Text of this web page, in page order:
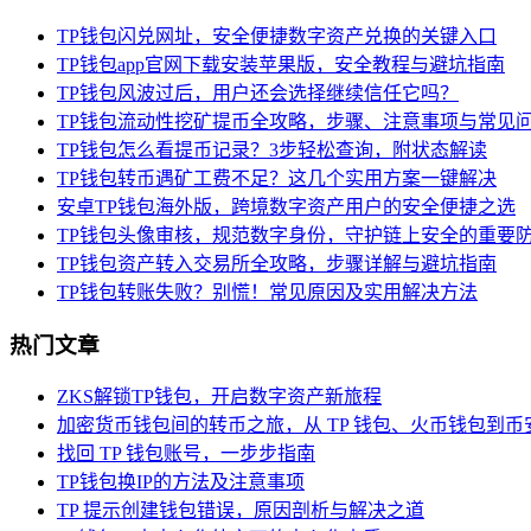
TP钱包闪兑网址，安全便捷数字资产兑换的关键入口
TP钱包app官网下载安装苹果版，安全教程与避坑指南
TP钱包风波过后，用户还会选择继续信任它吗？
TP钱包流动性挖矿提币全攻略，步骤、注意事项与常见
TP钱包怎么看提币记录？3步轻松查询，附状态解读
TP钱包转币遇矿工费不足？这几个实用方案一键解决
安卓TP钱包海外版，跨境数字资产用户的安全便捷之选
TP钱包头像审核，规范数字身份，守护链上安全的重要
TP钱包资产转入交易所全攻略，步骤详解与避坑指南
TP钱包转账失败？别慌！常见原因及实用解决方法
热门文章
ZKS解锁TP钱包，开启数字资产新旅程
加密货币钱包间的转币之旅，从 TP 钱包、火币钱包到币
找回 TP 钱包账号，一步步指南
TP钱包换IP的方法及注意事项
TP 提示创建钱包错误，原因剖析与解决之道